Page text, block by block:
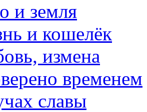
и земля
и кошелёк
измена
временем
славы